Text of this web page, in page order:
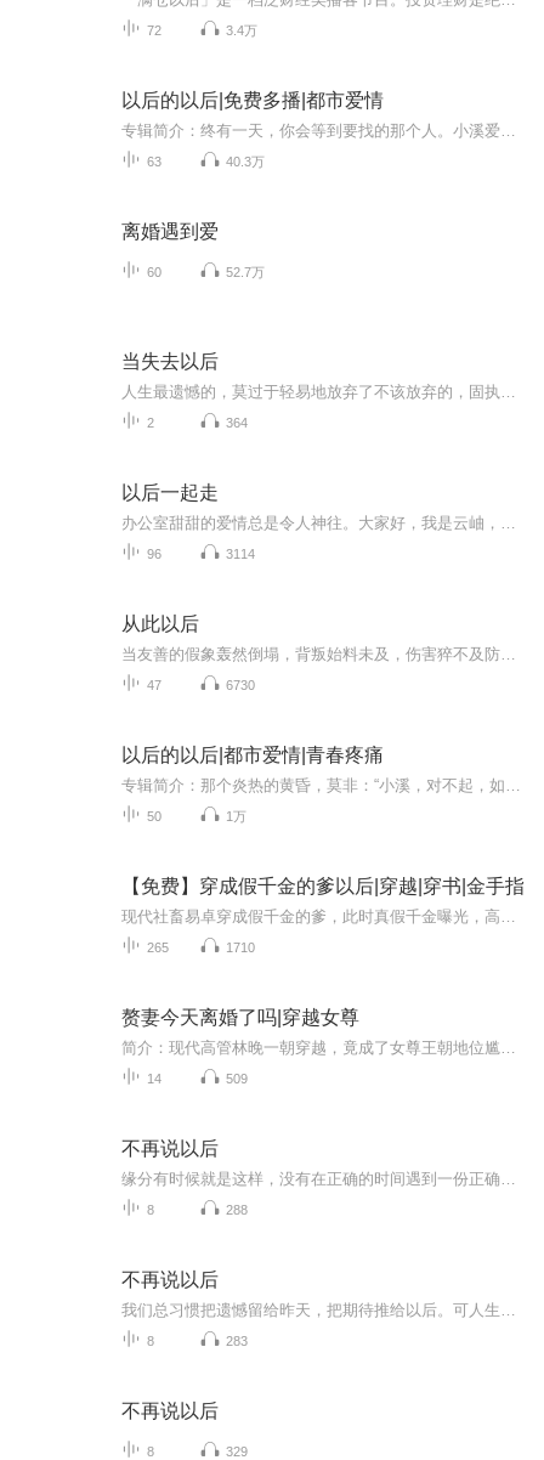
72 3.4万
以后的以后|免费多播|都市爱情
63 40.3万
离婚遇到爱
60 52.7万
当失去以后
2 364
以后一起走
96 3114
从此以后
47 6730
以后的以后|都市爱情|青春疼痛
50 1万
【免费】穿成假千金的爹以后|穿越|穿书|金手指
265 1710
赘妻今天离婚了吗|穿越女尊
14 509
不再说以后
8 288
不再说以后
8 283
不再说以后
8 329